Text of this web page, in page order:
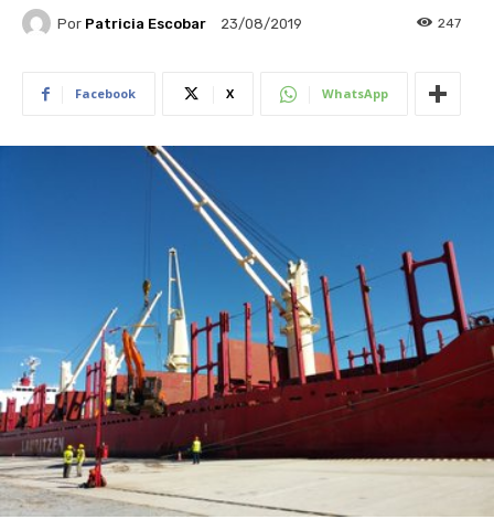
Por Patricia Escobar 23/08/2019 247
Facebook X WhatsApp